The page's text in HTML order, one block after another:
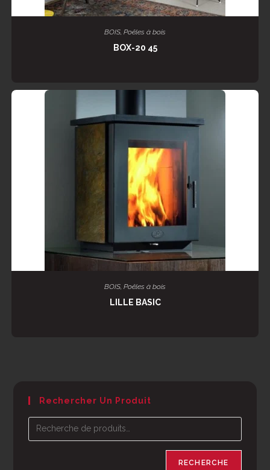
LIRE LA SUITE
BOIS Poêles à bois
BOX-20 45
LIRE LA SUITE
BOIS, Poêles à bois
LILLE BASIC
Rechercher Un Produit
RECHERCHE